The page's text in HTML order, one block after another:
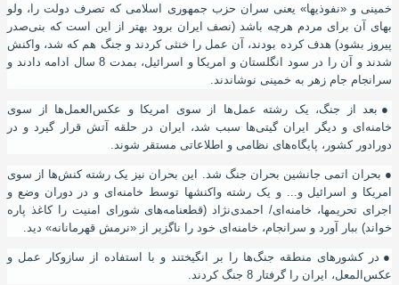
خمینی و «نفوذیها» یعنی سران حزب جمهوری اسلامی که تصرف دولت را، ولو
بهای آن برای مردم هرچه باشد (نصف ایران برود بهتر از این‌ است که بنی‌صدر
پیروز بشود) هدف کرده بودند، آن عمل را خنثی کردند و جنگ هم که شد، واکنش
شدند و آن را در سود انگلستان و امریکا و اسرائیل، بمدت 8 سال ادامه دادند و
سرانجام جام زهر به خمینی نوشاندند.
● بعد از جنگ، یک رشته عمل‌ها از سوی امریکا و عکس‌العمل‌ها از سوی
خامنه‌ای و دیگر ایران گیتی‌ها سبب شد، ایران در حلقه آتش قرار گیرد و در
دورادور کشور، پایگاه‌های نظامی و اطلاعاتی مستقر شوند.
● بحران اتمی جانشین بحران جنگ شد. این بحران نیز یک رشته کنش‌ها از سوی
امریکا و اسرائیل و... و یک رشته واکنشها توسط خامنه‌ای و در دوران وضع و
اجرای تحریمها، خامنه‌ای/ احمدی‌نژاد (قطعنامه‌های شورای امنیت را کاغذ پاره
خواند) ببار آورد و سرانجام، خامنه‌ای خود را ناگزیر از «نرمش قهرمانانه» دید.
● در کشورهای منطقه جنگ‌ها را بر انگیختند و با استفاده از سازوکار عمل و
عکس‌المعل، ایران را گرفتار 8 جنگ کردند.